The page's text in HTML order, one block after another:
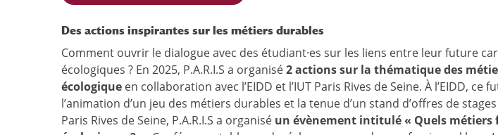
Des actions inspirantes sur les métiers durables
Comment ouvrir le dialogue avec des étudiant·es sur les liens entre leur future
écologiques ? En 2025, P.A.R.I.S a organisé2 actions sur la thématique des
écologique en collaboration avec l’EIDD et l’IUT Paris Rives de Seine. À l’EIDD,
l’animation d’un jeu des métiers durables et la tenue d’un stand d’offres de stages
Paris Rives de Seine, P.A.R.I.S a organisé un évènement intitulé « Quels métiers